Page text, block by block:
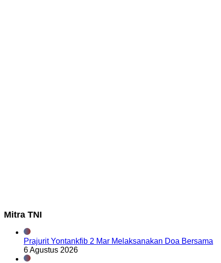
Mitra TNI
Prajurit Yontankfib 2 Mar Melaksanakan Doa Bersama
6 Agustus 2026